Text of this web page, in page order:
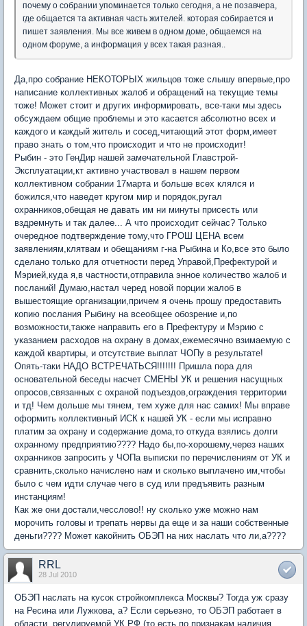
почему о собрании упоминается только сегодня, а не позавчера,
где общается та активная часть жителей. которая собирается и
пишет заявления. Мы все живем в одном доме, общаемся на
одном форуме, а информация у всех такая разная..
Да,про собрание НЕКОТОРЫХ жильцов тоже слышу впервые,про
написание коллективных жалоб и обращений на текущие темы
тоже! Может стоит и других информировать, все-таки мы здесь
обсуждаем общие проблемы и это касается абсолютно всех и
каждого и каждый житель и сосед,читающий этот форм,имеет
право знать о том,что происходит и что не происходит!
Рыбин - это ГенДир нашей замечательной Главстрой-
Эксплуатации,кт активно участвовал в нашем первом
коллективном собрании 17марта и больше всех клялся и
божился,что наведет кругом мир и порядок,ругал
охранников,обещая не давать им ни минуты присесть или
вздремнуть и так далее... А что происходит сейчас? Только
очередное подтверждение тому,что ГРОШ ЦЕНА всем
заявлениям,клятвам и обещаниям г-на Рыбина и Ко,все это было
сделано только для отчетности перед Управой,Префектурой и
Мэрией,куда я,в частности,отправила энное количество жалоб и
посланий! Думаю,настал черед новой порции жалоб в
вышестоящие организации,причем я очень прошу предоставить
копию послания Рыбину на всеобщее обозрение и,по
возможности,также направить его в Префектуру и Мэрию с
указанием расходов на охрану в домах,ежемесячно взимаемую с
каждой квартиры, и отсутствие выплат ЧОПу в результате!
Опять-таки НАДО ВСТРЕЧАТЬСЯ!!!!!!! Пришла пора для
основательной беседы насчет СМЕНЫ УК и решения насущных
опросов,связанных с охраной подъездов,ограждения территории
и тд! Чем дольше мы тянем, тем хуже для нас самих! Мы вправе
оформить коллективный ИСК к нашей УК - если мы исправно
платим за охрану и содержание дома,то откуда взялись долги
охранному предприятию???? Надо бы,по-хорошему,через наших
охранников запросить у ЧОПа выписки по перечислениям от УК и
сравнить,сколько начислено нам и сколько выплачено им,чтобы
было с чем идти случае чего в суд или предъявить разным
инстанциям!
Как же они достали,чесслово!! ну сколько уже можно нам
морочить головы и трепать нервы да еще и за наши собственные
деньги???? Может какойнить ОБЭП на них наслать что ли,а????
RRL
28 Jul 2010
ОБЭП наслать на кусок стройкомплекса Москвы? Тогда уж сразу
на Ресина или Лужкова, а? Если серьезно, то ОБЭП работает в
области, регулируемой УК РФ (то есть по признакам наличия